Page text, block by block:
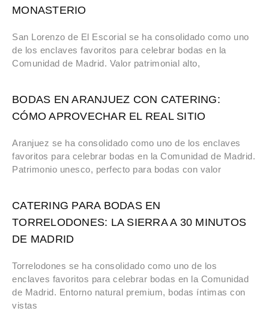
MONASTERIO
San Lorenzo de El Escorial se ha consolidado como uno
de los enclaves favoritos para celebrar bodas en la
Comunidad de Madrid. Valor patrimonial alto,
BODAS EN ARANJUEZ CON CATERING:
CÓMO APROVECHAR EL REAL SITIO
Aranjuez se ha consolidado como uno de los enclaves
favoritos para celebrar bodas en la Comunidad de Madrid.
Patrimonio unesco, perfecto para bodas con valor
CATERING PARA BODAS EN
TORRELODONES: LA SIERRA A 30 MINUTOS
DE MADRID
Torrelodones se ha consolidado como uno de los
enclaves favoritos para celebrar bodas en la Comunidad
de Madrid. Entorno natural premium, bodas íntimas con
vistas